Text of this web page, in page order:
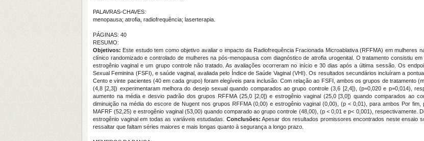
PALAVRAS-CHAVES:
menopausa; atrofia, radiofrequência; laserterapia.
PÁGINAS: 40
RESUMO:
Objetivos: Este estudo tem como objetivo avaliar o impacto da Radiofrequência Fracionada Microablativa (RFFMA) em mulheres
clínico randomizado e controlado de mulheres na pós-menopausa com diagnóstico de atrofia urogenital. O tratamento consistiu
estrogênio vaginal e um grupo controle não tratado. As avaliações ocorreram no início e 30 dias após a última sessão. Os
Sexual Feminina (FSFI), e saúde vaginal, avaliada pelo Índice de Saúde Vaginal (VHI). Os resultados secundários incluíram a
Cento e vinte pacientes (40 em cada grupo) foram elegíveis para inclusão. Com relação ao FSFI, ambos os grupos de tratamento
(4,8 [2,3]) experimentaram melhora do desejo sexual quando comparados ao grupo controle (3,6 [2,4]), (p=0,020 e p=0,014),
aumento na média e desvio padrão dos grupos RFFMA (25,0 [2,0]) e estrogênio vaginal (25,0 [3,0]) quando comparados ao
diminuição na média do escore de Nugent nos grupos RFFMA (0,00) e estrogênio vaginal (0,00), (p < 0,01), para ambos Por
MAFRF (52,25) e estrogênio vaginal (53,00) quando comparado ao grupo controle (48,00), (p < 0,01 e p< 0,001), respectivamente.
estrogênio vaginal em todas as variáveis estudadas. Conclusões: Apesar dos resultados promissores encontrados neste ensaio
ressaltar que faltam séries maiores e mais longas quanto à segurança a longo prazo.